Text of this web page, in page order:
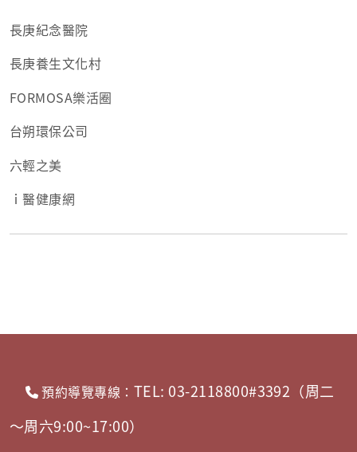
長庚紀念醫院
長庚養生文化村
FORMOSA樂活圈
台朔環保公司
六輕之美
ｉ醫健康網
預約導覽專線： TEL: 03-2118800#3392（周二
～周六9:00~17:00）